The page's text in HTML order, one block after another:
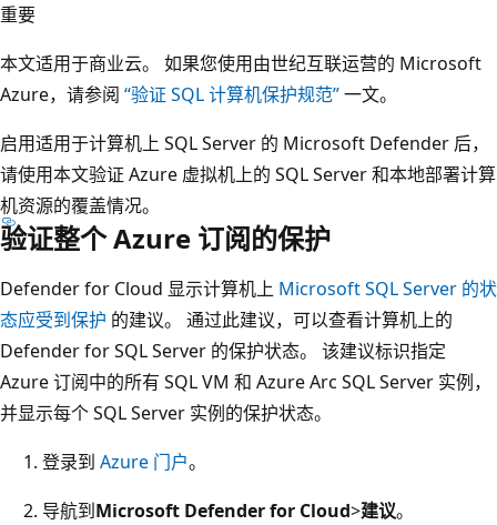
重要
本文适用于商业云。 如果您使用由世纪互联运营的 Microsoft
Azure，请参阅 “验证 SQL 计算机保护规范”一文。
启用适用于计算机上 SQL Server 的 Microsoft Defender 后，
请使用本文验证 Azure 虚拟机上的 SQL Server 和本地部署计算
机资源的覆盖情况。
验证整个 Azure 订阅的保护
Defender for Cloud 显示计算机上 Microsoft SQL Server 的状
态应受到保护 的建议。 通过此建议，可以查看计算机上的
Defender for SQL Server 的保护状态。 该建议标识指定
Azure 订阅中的所有 SQL VM 和 Azure Arc SQL Server 实例，
并显示每个 SQL Server 实例的保护状态。
登录到 Azure 门户。
导航到Microsoft Defender for Cloud>建议。